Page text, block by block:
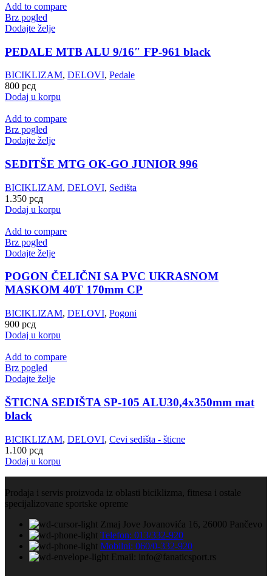
Add to compare
Brz pogled
Dodajte želje
PEDALE MTB ALU 9/16″ FP-961 black
BICIKLIZAM, DELOVI, Pedale
800 рсд
Dodaj u korpu
Add to compare
Brz pogled
Dodajte želje
SEDITŠE MTG OK-GO JUNIOR 996
BICIKLIZAM, DELOVI, Sedišta
1.350 рсд
Dodaj u korpu
Add to compare
Brz pogled
Dodajte želje
POGON ČELIČNI SA PVC UKRASNOM
MASKOM 40T 170mm CP
BICIKLIZAM, DELOVI, Pogoni
900 рсд
Dodaj u korpu
Add to compare
Brz pogled
Dodajte želje
ŠTICNA SEDIŠTA SP-105 ALU30,4x350mm mat
black
BICIKLIZAM, DELOVI, Cevi sedišta - šticne
1.100 рсд
Dodaj u korpu
Prodaja i servis proizvoda iz oblasti biciklizma, fitnesa i ostale
specijalizovane sportske opreme
Zmaj Jove Jovanovića 16, 26000 Pančevo
Telefon: 013/332-920
Mobilni: 060/0-332-920
Email: info@fanaticsport.rs